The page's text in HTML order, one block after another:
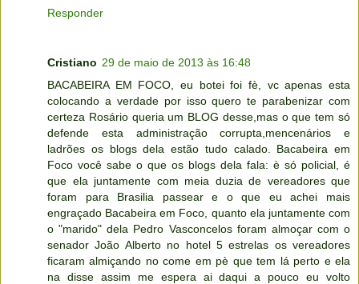
Responder
Cristiano 29 de maio de 2013 às 16:48
BACABEIRA EM FOCO, eu botei foi fè, vc apenas esta
colocando a verdade por isso quero te parabenizar com
certeza Rosário queria um BLOG desse,mas o que tem só
defende esta administração corrupta,mencenários e
ladrões os blogs dela estão tudo calado. Bacabeira em
Foco você sabe o que os blogs dela fala: è só policial, é
que ela juntamente com meia duzia de vereadores que
foram para Brasilia passear e o que eu achei mais
engraçado Bacabeira em Foco, quanto ela juntamente com
o "marido" dela Pedro Vasconcelos foram almoçar com o
senador João Alberto no hotel 5 estrelas os vereadores
ficaram almiçando no come em pè que tem lá perto e ela
na disse assim me espera ai daqui a pouco eu volto